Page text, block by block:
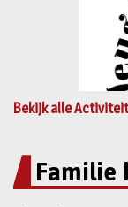
Bekijk alle